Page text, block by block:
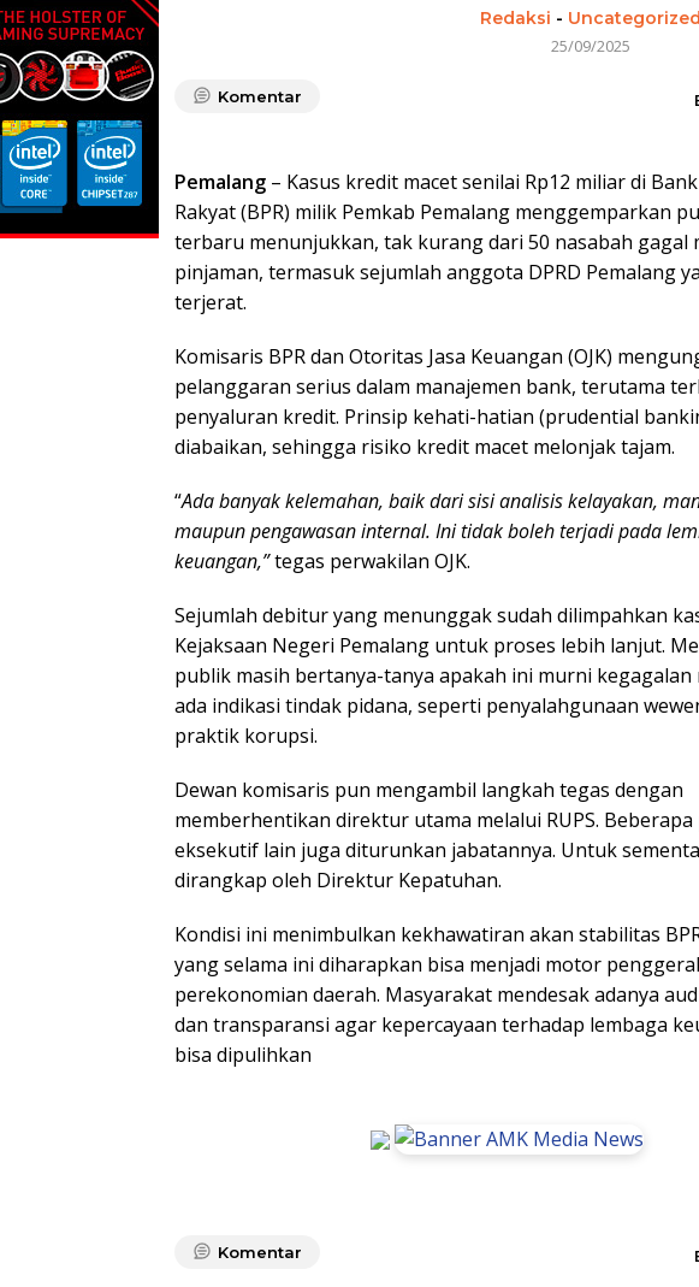
Redaksi - Uncategorized
25/09/2025
Komentar
Pemalang – Kasus kredit macet senilai Rp12 miliar di
Rakyat (BPR) milik Pemkab Pemalang menggemparkan
terbaru menunjukkan, tak kurang dari 50 nasabah gagal
pinjaman, termasuk sejumlah anggota DPRD Pemalang
terjerat.
Komisaris BPR dan Otoritas Jasa Keuangan (OJK)
pelanggaran serius dalam manajemen bank, terutama
penyaluran kredit. Prinsip kehati-hatian (prudential
diabaikan, sehingga risiko kredit macet melonjak tajam.
“Ada banyak kelemahan, baik dari sisi analisis kelayakan,
maupun pengawasan internal. Ini tidak boleh terjadi pada
keuangan,”tegas perwakilan OJK.
Sejumlah debitur yang menunggak sudah dilimpahkan
Kejaksaan Negeri Pemalang untuk proses lebih lanjut.
publik masih bertanya-tanya apakah ini murni kegagalan
ada indikasi tindak pidana, seperti penyalahgunaan
praktik korupsi.
Dewan komisaris pun mengambil langkah tegas dengan
memberhentikan direktur utama melalui RUPS.
eksekutif lain juga diturunkan jabatannya. Untuk
dirangkap oleh Direktur Kepatuhan.
Kondisi ini menimbulkan kekhawatiran akan stabilitas
yang selama ini diharapkan bisa menjadi motor
perekonomian daerah. Masyarakat mendesak adanya
dan transparansi agar kepercayaan terhadap lembaga
bisa dipulihkan
Komentar